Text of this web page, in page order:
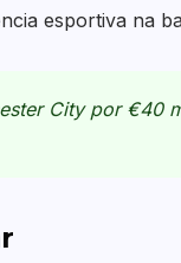
esportiva na
City por €40